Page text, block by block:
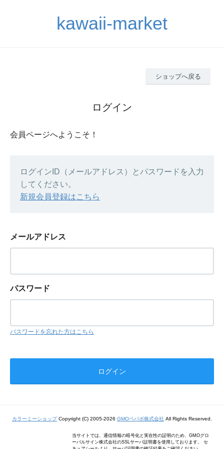
kawaii-market
ショップへ戻る
ログイン
会員ページへようこそ！
ログインID（メールアドレス）とパスワードを入力
してください。
新規会員登録はこちら
メールアドレス
パスワード
パスワードを忘れた方はこちら
カラーミーショップCopyright (C) 2005-2026 GMOペパボ株式会社 All Rights Reserved.
当サイトでは、通信情報の暗号化と実在性の証明のため、GMOグロ
ーバルサイン株式会社のSSLサーバ証明書を使用しております。 セ